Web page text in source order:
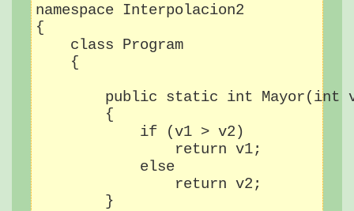
namespace Interpolacion2
{
    class Program
    {
public static int Mayor(int
        {
            if (v1 > v2)
                return v1;
            else
                return v2;
        }